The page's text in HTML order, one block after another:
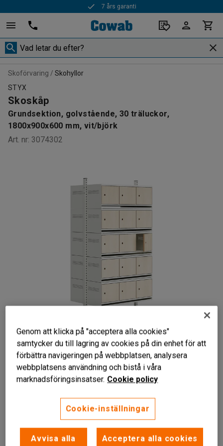
7 års garanti
Snabba leveranser
Skoförvaring
Skohyllor
STYX
Skoskåp
Grundsektion, golvstående, 30 träluckor,
1800x900x600 mm, vit/björk
Art. nr: 3074302
Låsbara luckor i laminat
Hyllplan med dropplåt
Påbyggnadsbar
Genom att klicka på "acceptera alla cookies"
samtycker du till lagring av cookies på din enhet för att
förbättra navigeringen på webbplatsen, analysera
webbplatsens användning och bistå i våra
marknadsföringsinsatser. Cookie policy
Cookie-inställningar
Avvisa alla Acceptera alla cookies